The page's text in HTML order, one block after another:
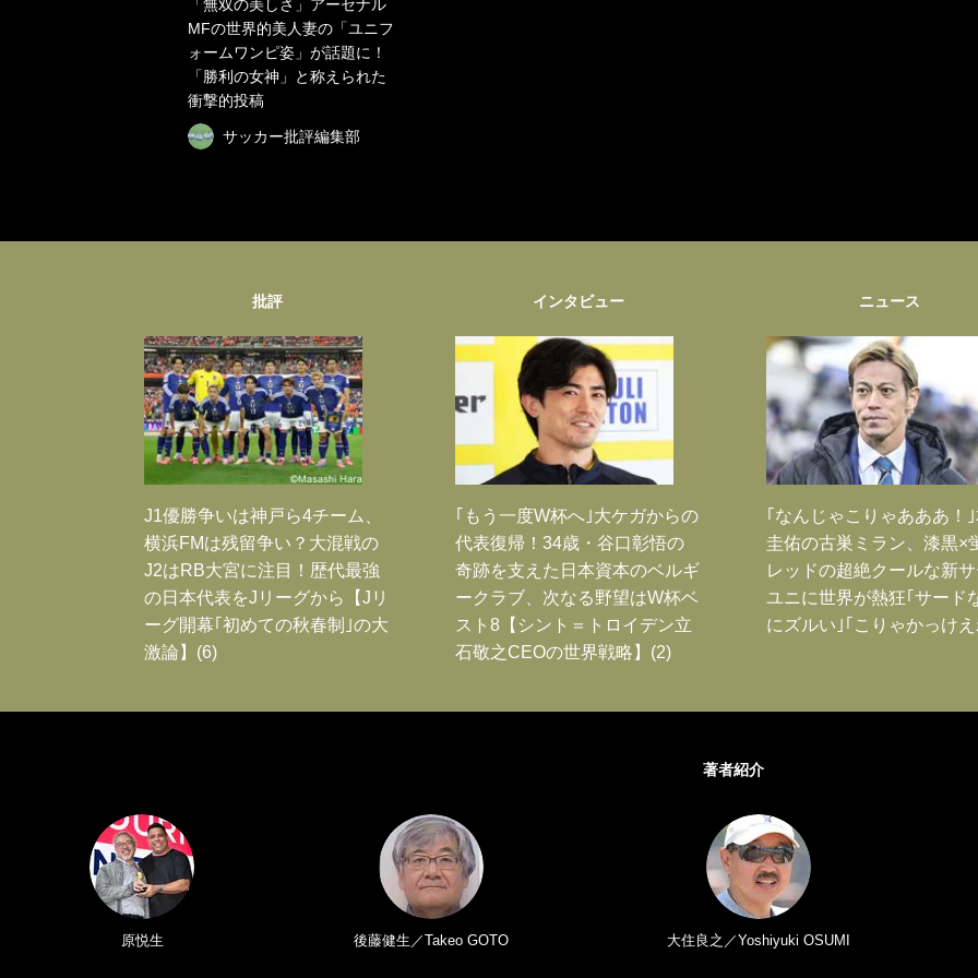
「無双の美しさ」アーセナル
MFの世界的美人妻の「ユニフ
ォームワンピ姿」が話題に！
「勝利の女神」と称えられた
衝撃的投稿
サッカー批評編集部
批評
J1優勝争いは神戸ら4チーム、
横浜FMは残留争い？大混戦の
J2はRB大宮に注目！歴代最強
の日本代表をJリーグから【Jリ
ーグ開幕｢初めての秋春制｣の大
激論】(6)
インタビュー
｢もう一度W杯へ｣大ケガからの
代表復帰！34歳・谷口彰悟の
奇跡を支えた日本資本のベルギ
ークラブ、次なる野望はW杯ベ
スト8【シント＝トロイデン立
石敬之CEOの世界戦略】(2)
ニュース
｢なんじゃこりゃあああ！
圭佑の古巣ミラン、漆黒×
レッドの超絶クールな新
ユニに世界が熱狂｢サード
にズルい｣｢こりゃかっけ
著者紹介
原悦生 後藤健生／Takeo GOTO 大住良之／Yoshiyuki OSUMI